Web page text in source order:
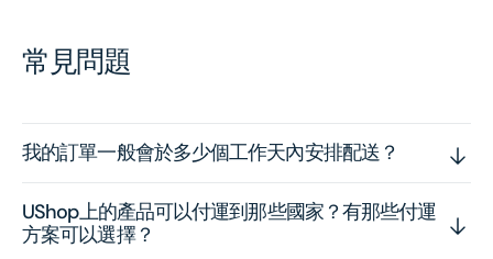
常見問題
我的訂單一般會於多少個工作天內安排配送？
UShop上的產品可以付運到那些國家？有那些付運
方案可以選擇？